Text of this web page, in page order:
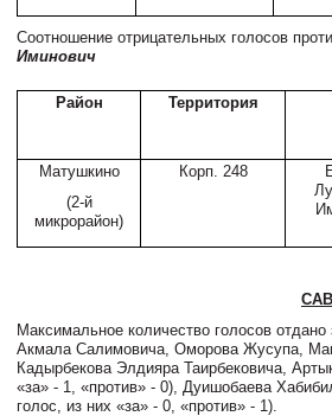
Соотношение отрицательных голосов
Иминович
Район Территория
Матушкино
(2-й
микрорайон)
Корп. 248
Максимальное количество голосов
Акмала Салимовича, Оморова Жусупа,
Кадырбекова Элдияра Таирбековича,
«за» - 1, «против» - 0), Дуишобаева
голос, из них «за» - 0, «против» - 1).